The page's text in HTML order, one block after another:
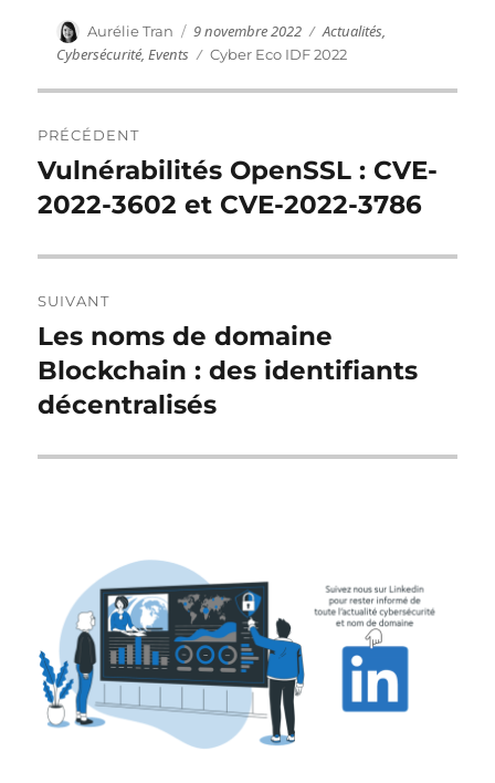
Auteur
Aurélie Tran Publié
le
9 novembre 2022 Catégories
Actualités,
Cybersécurité,Events Étiquettes
Cyber Eco IDF 2022
de
l’article
PRÉCÉDENT
Publication
précédente :
Vulnérabilités OpenSSL : CVE-
2022-3602 et CVE-2022-3786
SUIVANT
Publication
suivante :
Les noms de domaine
Blockchain : des identifiants
décentralisés